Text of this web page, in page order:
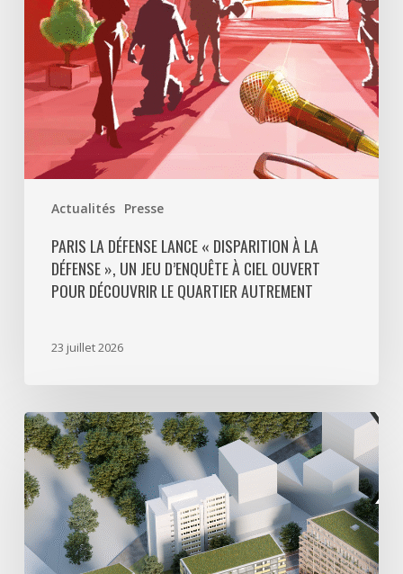
Actualités Presse
Défense
un
jeu
d’enquête
à
ciel
découvrir
quartier
PARIS LA DÉFENSE LANCE « DISPARITION À LA
DÉFENSE », UN JEU D’ENQUÊTE À CIEL OUVERT
POUR DÉCOUVRIR LE QUARTIER AUTREMENT
23 juillet 2026
Avec
5
actes
signés
pour
créer